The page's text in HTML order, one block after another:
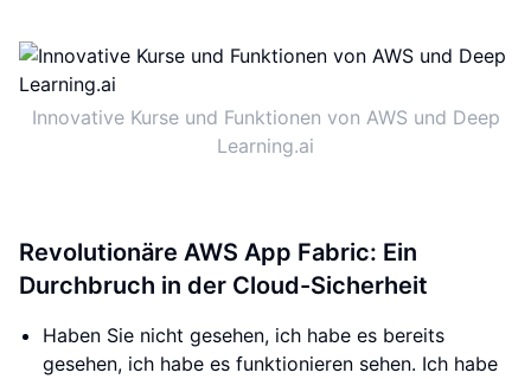
Innovative Kurse und Funktionen von AWS und Deep
Learning.ai
Revolutionäre AWS App Fabric: Ein
Durchbruch in der Cloud-Sicherheit
Haben Sie nicht gesehen, ich habe es bereits
gesehen, ich habe es funktionieren sehen. Ich habe